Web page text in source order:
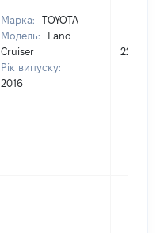
Марка:
TOYOTA
Модель:
Land
Cruiser
Рік випуску:
2016
2218645